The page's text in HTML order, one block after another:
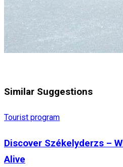
Similar Suggestions
Tourist program
Discover Székelyderzs –
Alive